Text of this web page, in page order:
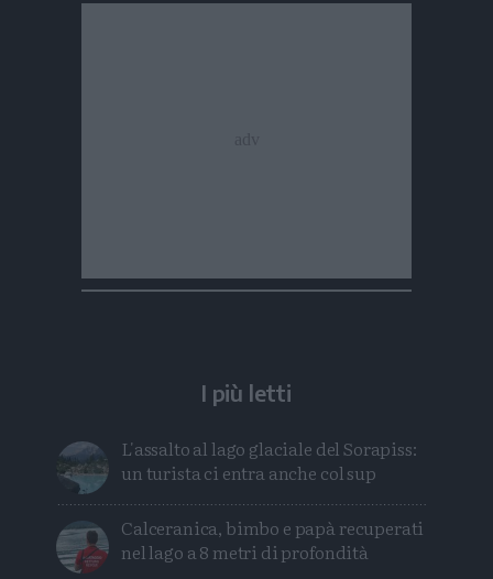
I più letti
L'assalto al lago glaciale del Sorapiss:
un turista ci entra anche col sup
Calceranica, bimbo e papà recuperati
nel lago a 8 metri di profondità